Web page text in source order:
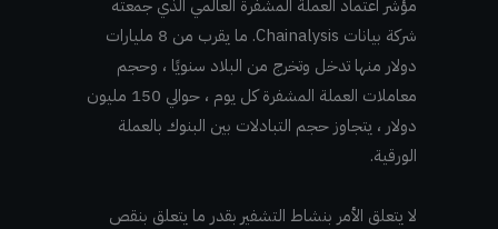
مؤشر اعتماد العملة المشفرة العالمي الذي جمعته
شركة بيانات Chainalysis. ما يقرب من 8 مليارات
دولار منها تدخل وتخرج من البلاد سنويًا ، وحجم
معاملات العملة المشفرة كل يوم ، حوالي 150 مليون
دولار ، يتجاوز حجم التبادلات بين البنوك بالعملة
الورقية.
لا يتعلق الأمر بنشاط التشفير بقدر ما يتعلق بنقص